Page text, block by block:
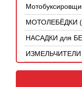
МОТОЛЕБЁДКИ
НАСАДКИ для